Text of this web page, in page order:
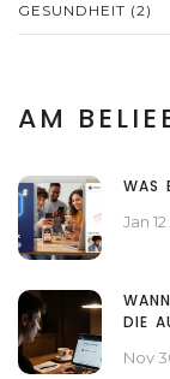
GESUNDHEIT (2)
AM
WAS
Jan
DIE
Nov